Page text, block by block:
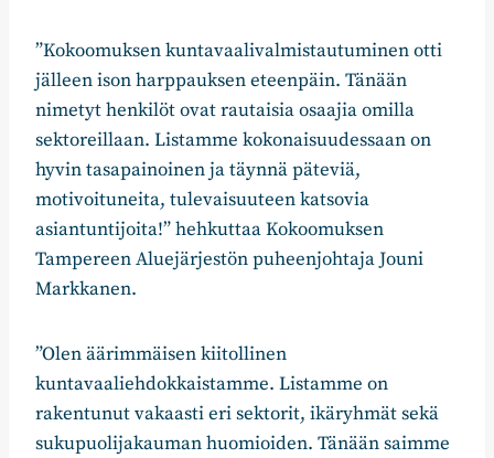
”Kokoomuksen kuntavaalivalmistautuminen otti
jälleen ison harppauksen eteenpäin. Tänään
nimetyt henkilöt ovat rautaisia osaajia omilla
sektoreillaan. Listamme kokonaisuudessaan on
hyvin tasapainoinen ja täynnä päteviä,
motivoituneita, tulevaisuuteen katsovia
asiantuntijoita!” hehkuttaa Kokoomuksen
Tampereen Aluejärjestön puheenjohtaja Jouni
Markkanen.
”Olen äärimmäisen kiitollinen
kuntavaaliehdokkaistamme. Listamme on
rakentunut vakaasti eri sektorit, ikäryhmät sekä
sukupuolijakauman huomioiden. Tänään saimme